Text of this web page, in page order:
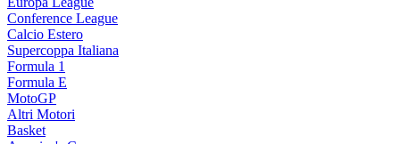
Conference League
Calcio Estero
Supercoppa Italiana
Formula 1
Formula E
MotoGP
Altri Motori
Basket